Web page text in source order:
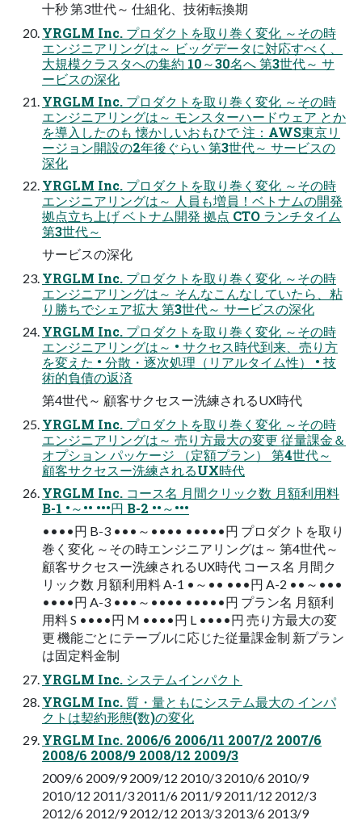
十秒 第3世代～ 仕組化、技術転換期
YRGLM Inc. プロダクトを取り巻く変化 ～その時
エンジニアリングは～ ビッグデータに対応すべく、
大規模クラスタへの集約 10～30名へ 第3世代～ サ
ービスの深化
YRGLM Inc. プロダクトを取り巻く変化 ～その時
エンジニアリングは～ モンスターハードウェア とか
を導入したのも 懐かしいおもひで 注：AWS東京リ
ージョン開設の2年後ぐらい 第3世代～ サービスの
深化
YRGLM Inc. プロダクトを取り巻く変化 ～その時
エンジニアリングは～ 人員も増員！ベトナムの開発
拠点立ち上げ ベトナム開発 拠点 CTO ランチタイム
第3世代～
サービスの深化
YRGLM Inc. プロダクトを取り巻く変化 ～その時
エンジニアリングは～ そんなこんなしていたら、粘
り勝ちでシェア拡大 第3世代～ サービスの深化
YRGLM Inc. プロダクトを取り巻く変化 ～その時
エンジニアリングは～ • サクセス時代到来、売り方
を変えた • 分散・逐次処理（リアルタイム性） • 技
術的負債の返済
第4世代～ 顧客サクセスー洗練されるUX時代
YRGLM Inc. プロダクトを取り巻く変化 ～その時
エンジニアリングは～ 売り方最大の変更 従量課金＆
オプション パッケージ （定額プラン） 第4世代～
顧客サクセスー洗練されるUX時代
YRGLM Inc. コース名 月間クリック数 月額利用料
B-1 •～•• •••円 B-2 ••～•••
••••円 B-3 •••～•••• •••••円 プロダクトを取り
巻く変化 ～その時エンジニアリングは～ 第4世代～
顧客サクセスー洗練されるUX時代 コース名 月間ク
リック数 月額利用料 A-1 •～•• •••円 A-2 ••～•••
••••円 A-3 •••～•••• •••••円 プラン名 月額利
用料 S ••••円 M ••••円 L ••••円 売り方最大の変
更 機能ごとにテーブルに応じた従量課金制 新プラン
は固定料金制
YRGLM Inc. システムインパクト
YRGLM Inc. 質・量ともにシステム最大の インパ
クトは契約形態(数)の変化
YRGLM Inc. 2006/6 2006/11 2007/2 2007/6
2008/6 2008/9 2008/12 2009/3
2009/6 2009/9 2009/12 2010/3 2010/6 2010/9
2010/12 2011/3 2011/6 2011/9 2011/12 2012/3
2012/6 2012/9 2012/12 2013/3 2013/6 2013/9